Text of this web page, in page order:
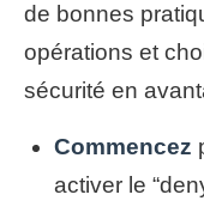
de bonnes
opérations et
sécurité en
Commencez
activer le